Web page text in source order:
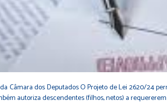
Câmara dos Deputados O Projeto de Lei 2620/24
autoriza descendentes (filhos, netos) a